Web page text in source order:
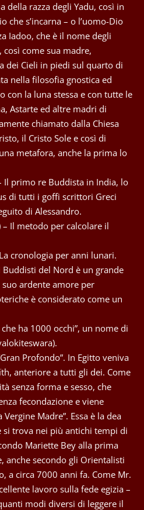
della razza degli Yadu, così in
che s’incarna – o l’uomo-Dio
Iadoo, che è il nome degli
così come sua madre,
dei Cieli in piedi sul quarto di
nella filosofia gnostica ed
con la luna stessa e con tutte le
Astarte ed altre madri di
chiamato dalla Chiesa
il Cristo Sole e così di
metafora, anche la prima lo
Il primo re Buddista in India, lo
di tutti i goffi scrittori Greci
di Alessandro.
– Il metodo per calcolare il
cronologia per anni lunari.
Buddisti del Nord è un grande
ardente amore per
è considerato come un
che ha 1000 occhi”, un nome di
Profondo”. In Egitto veniva
anteriore a tutti gli dei. Come
senza forma e sesso, che
fecondazione e viene
Madre”. Essa è la dea
trova nei più antichi tempi di
Mariette Bey alla prima
anche secondo gli Orientalisti
a circa 7000 anni fa. Come Mr.
lavoro sulla fede egizia –
modi diversi di leggere il